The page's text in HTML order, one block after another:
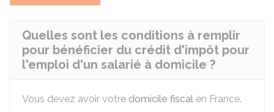
Quelles sont les conditions à remplir
pour bénéficier du crédit d'impôt pour
l'emploi d'un salarié à domicile ?
Vous devez avoir votre domicile fiscal en France.